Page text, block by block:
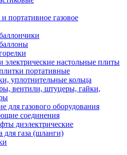
портативное газовое
электрические настольные плиты
портативные
уплотнительные кольца
вентили, штуцеры, гайки,
для газового оборудования
соединения
диэлектрические
для газа (шланги)